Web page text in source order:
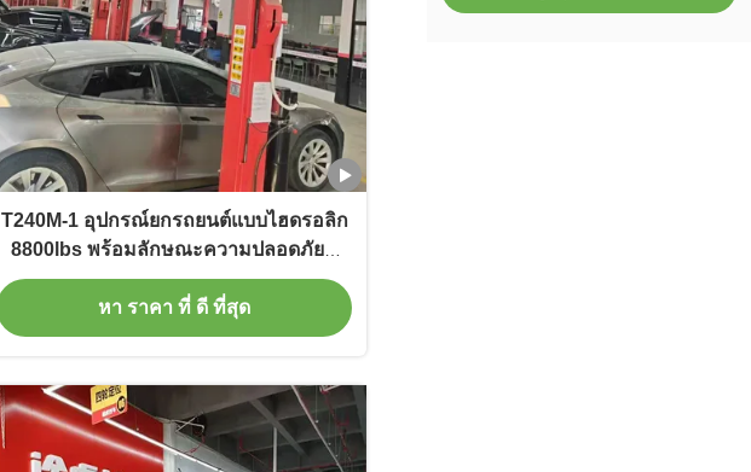
T240M-1 อุปกรณ์ยกรถยนต์แบบไฮดรอลิก
8800lbs พร้อมลักษณะความปลอดภัยที่
ก้าวหน้า
หา ราคา ที่ ดี ที่สุด